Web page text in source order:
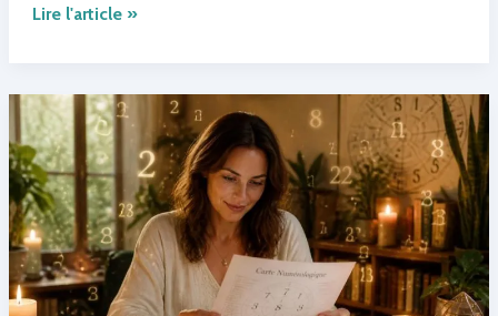
Noyer
bienfaits
et
comment
l’intégrer
dans
votre
jardin
Lire l'article »